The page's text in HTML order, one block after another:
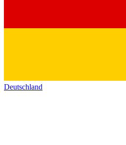
Deutschland